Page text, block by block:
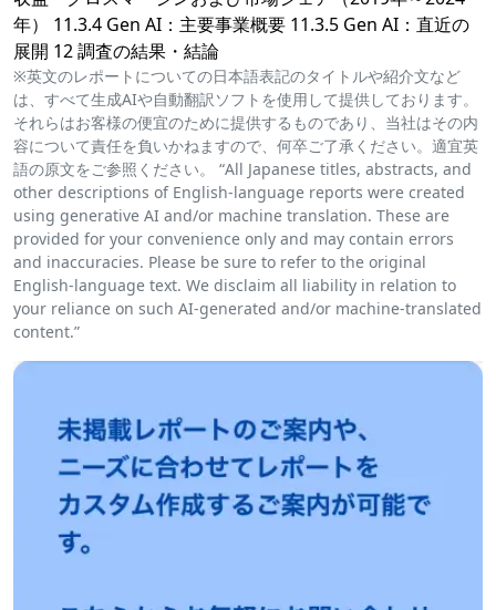
年） 11.3.4 Gen AI：主要事業概要 11.3.5 Gen AI：直近の
展開 12 調査の結果・結論
※英文のレポートについての日本語表記のタイトルや紹介文など
は、すべて生成AIや自動翻訳ソフトを使用して提供しております。
それらはお客様の便宜のために提供するものであり、当社はその内
容について責任を負いかねますので、何卒ご了承ください。適宜英
語の原文をご参照ください。 “All Japanese titles, abstracts, and
other descriptions of English-language reports were created
using generative AI and/or machine translation. These are
provided for your convenience only and may contain errors
and inaccuracies. Please be sure to refer to the original
English-language text. We disclaim all liability in relation to
your reliance on such AI-generated and/or machine-translated
content.”